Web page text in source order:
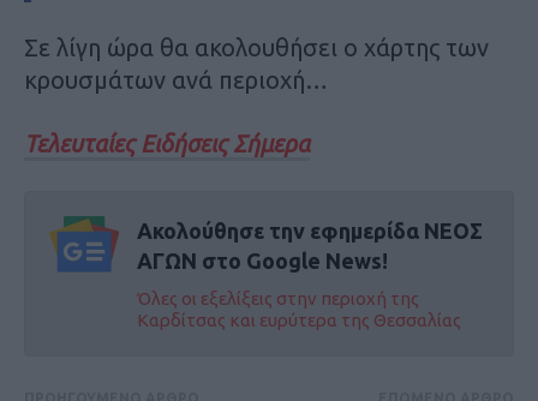
Σε λίγη ώρα θα ακολουθήσει ο χάρτης των
κρουσμάτων ανά περιοχή…
Τελευταίες Ειδήσεις Σήμερα
Ακολούθησε την εφημερίδα ΝΕΟΣ
ΑΓΩΝ στο Google News!
Όλες οι εξελίξεις στην περιοχή της
Καρδίτσας και ευρύτερα της Θεσσαλίας